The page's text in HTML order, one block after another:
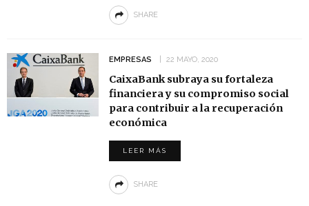
SHARE
EMPRESAS 22 MAYO, 2020
CaixaBank subraya su fortaleza
financiera y su compromiso social
para contribuir a la recuperación
económica
LEER MÁS
SHARE